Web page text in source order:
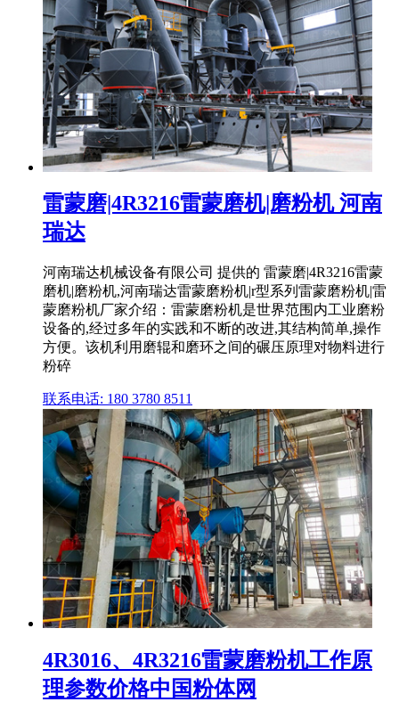
雷蒙磨|4R3216雷蒙磨机|磨粉机 河南
瑞达
河南瑞达机械设备有限公司 提供的 雷蒙磨|4R3216雷蒙
磨机|磨粉机,河南瑞达雷蒙磨粉机|r型系列雷蒙磨粉机|雷
蒙磨粉机厂家介绍：雷蒙磨粉机是世界范围内工业磨粉
设备的,经过多年的实践和不断的改进,其结构简单,操作
方便。该机利用磨辊和磨环之间的碾压原理对物料进行
粉碎
联系电话: 180 3780 8511
4R3016、4R3216雷蒙磨粉机工作原
理参数价格中国粉体网